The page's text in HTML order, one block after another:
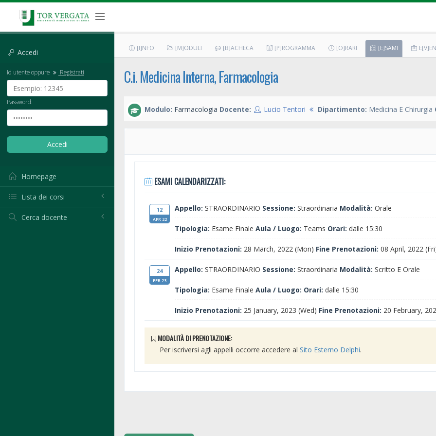
Accedi
Id utente oppure Registrati
Password:
Homepage
Lista dei corsi
Cerca docente
[I]NFO [M]ODULI [B]ACHECA [P]ROGRAMMA [O]RARI [E]SAMI
C.i. Medicina Interna, Farmacologia
Modulo: Farmacologia Docente: Lucio Tentori Dipartimento: Medicina E Chirurgia
ESAMI CALENDARIZZATI:
12
APR 22
Appello: STRAORDINARIO Sessione: Straordinaria Modalità: Orale
Tipologia: Esame Finale Aula / Luogo: Teams Orari: dalle 15:30
Inizio Prenotazioni: 28 March, 2022 (Mon) Fine Prenotazioni: 08 April, 2022
24
FEB 23
Appello: STRAORDINARIO Sessione: Straordinaria Modalità: Scritto E Orale
Tipologia: Esame Finale Aula / Luogo: Orari: dalle 15:30
Inizio Prenotazioni: 25 January, 2023 (Wed) Fine Prenotazioni: 20 February,
MODALITÀ DI PRENOTAZIONE:
Per iscriversi agli appelli occorre accedere al Sito Esterno Delphi.